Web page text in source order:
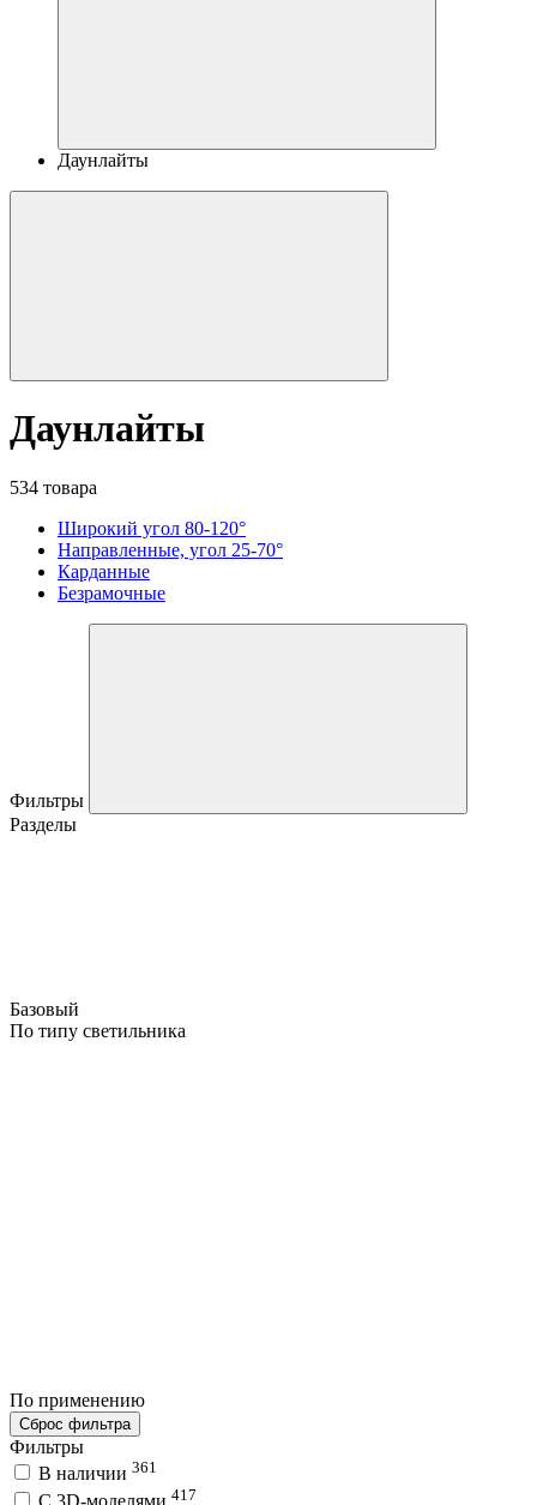
Даунлайты
Даунлайты
534 товара
Широкий угол 80-120°
Направленные, угол 25-70°
Карданные
Безрамочные
Фильтры
Разделы
Базовый
По типу светильника
По применению
Сброс фильтра
Фильтры
В наличии 361
C 3D-моделями 417